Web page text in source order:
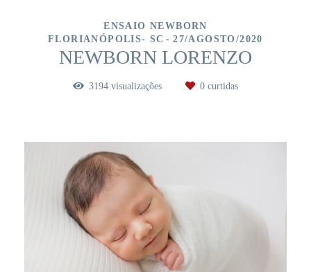
ENSAIO NEWBORN
FLORIANÓPOLIS- SC
27/AGOSTO/2020
NEWBORN LORENZO
3194 visualizações 0 curtidas